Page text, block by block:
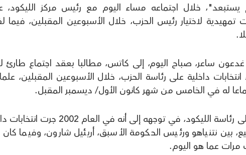
يستبعد"، خلال اجتماعه مساء اليوم مع رئيس مركز
تمهيدية لاختيار رئيس الحزب، خلال الأسبوعين المقبلين، فيما
ساعر، صباح اليوم، إلى كاتس، مطالبا بعقد اجتماع طارئ
داخلية على رئاسة الحزب، خلال الأسبوعين المقبلين، علما
له في الخامس من شهر كانون الأول/ ديسمبر المقبل.
وأشار ساعر، الذي يعتزم المنافسة على رئاسة الليكود، في توجهه إلى أنه في
بين نتنياهو ورئيس الحكومة الأسبق، أريئيل شارون، وفيما
مرات عما هو اليوم.